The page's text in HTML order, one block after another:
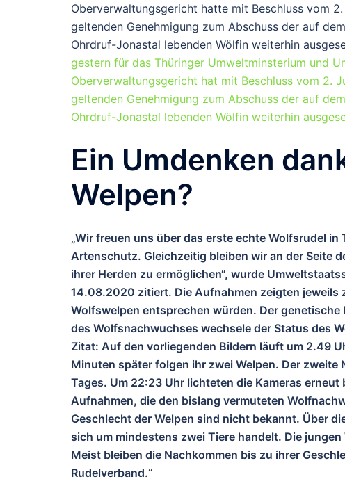
Oberverwaltungsgericht hatte mit Beschluss vom
geltenden Genehmigung zum Abschuss der auf
Ohrdruf-Jonastal lebenden Wölfin weiterhin
gestern für das Thüringer Umweltminsterium und
Oberverwaltungsgericht hat mit Beschluss vom 2.
geltenden Genehmigung zum Abschuss der auf
Ohrdruf-Jonastal lebenden Wölfin weiterhin
Ein Umdenken
Welpen?
„Wir freuen uns über das erste echte Wolfsrudel
Artenschutz. Gleichzeitig bleiben wir an der Seite
ihrer Herden zu ermöglichen“, wurde
14.08.2020 zitiert. Die Aufnahmen zeigten
Wolfswelpen entsprechen würden. Der
des Wolfsnachwuchses wechsele der Status des
Zitat: Auf den vorliegenden Bildern läuft um 2.49
Minuten später folgen ihr zwei Welpen. Der
Tages. Um 22:23 Uhr lichteten die Kameras
Aufnahmen, die den bislang vermuteten
Geschlecht der Welpen sind nicht bekannt. Über
sich um mindestens zwei Tiere handelt. Die
Meist bleiben die Nachkommen bis zu ihrer
Rudelverband.“